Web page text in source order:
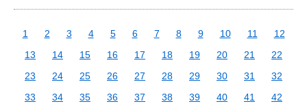
1 2 3 4 5 6 7 8 9 10 11
12
13
14 15 16 17 18 19 20 21
22
23
24 25 26 27 28 29 30 31
32
33
34 35 36 37 38 39 40 41
42